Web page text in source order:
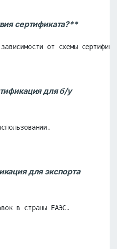
сертификата?**
от схемы
для б/у
для экспорта
в страны ЕАЭС.